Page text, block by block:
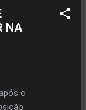
416,
“O novo
e
ex- Diretor
do
NA
o